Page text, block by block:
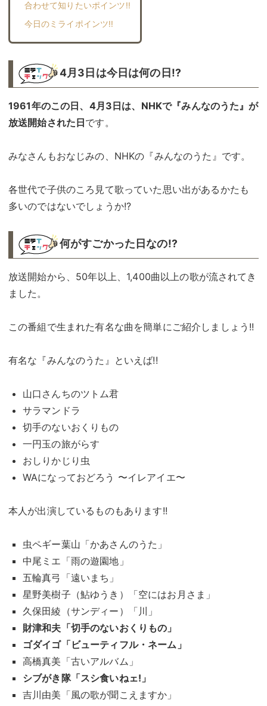
合わせて知りたいポインツ!!︎
今日のミライポインツ!!︎
4月3日は今日は何の日!?
1961年のこの日、4月3日は、NHKで『みんなのうた』が
放送開始された日です。
みなさんもおなじみの、NHKの『みんなのうた』です。
各世代で子供のころ見て歌っていた思い出があるかたも
多いのではないでしょうか!?
何がすごかった日なの!?︎
放送開始から、50年以上、1,400曲以上の歌が流されてき
ました。
この番組で生まれた有名な曲を簡単にご紹介しましょう!!
有名な『みんなのうた』といえば!!
山口さんちのツトム君
サラマンドラ
切手のないおくりもの
一円玉の旅がらす
おしりかじり虫
WAになっておどろう 〜イレアイエ〜
本人が出演しているものもあります!!
虫ペギー葉山「かあさんのうた」
中尾ミエ「雨の遊園地」
五輪真弓「遠いまち」
星野美樹子（鮎ゆうき）「空にはお月さま」
久保田綾（サンディー）「川」
財津和夫「切手のないおくりもの」
ゴダイゴ「ビューティフル・ネーム」
高橋真美「古いアルバム」
シブがき隊「スシ食いねェ!」
吉川由美「風の歌が聞こえますか」